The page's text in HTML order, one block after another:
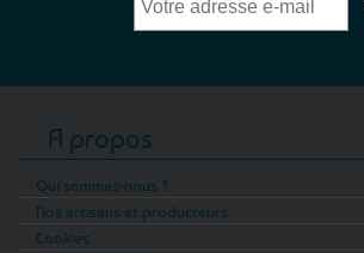
A propos
Qui sommes-nous ?
Nos artisans et producteurs
Cookies